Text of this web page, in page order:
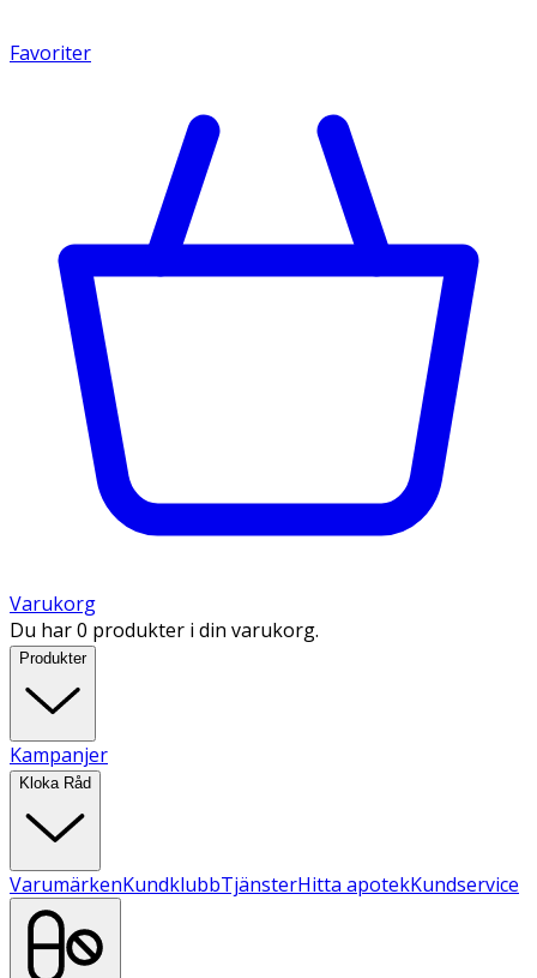
Favoriter
Varukorg
Du har 0 produkter i din varukorg.
Produkter
Kampanjer
Kloka Råd
VarumärkenKundklubbTjänsterHitta apotekKundservice